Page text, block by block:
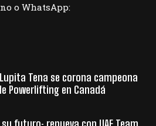
o WhatsApp:
Tena se corona campeona
Powerlifting en Canadá